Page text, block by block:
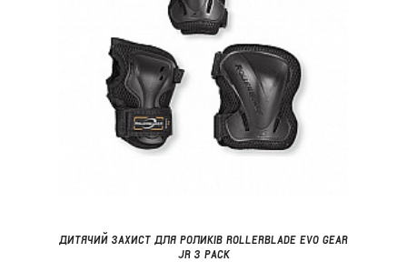
ДИТЯЧИЙ ЗАХИСТ ДЛЯ РОЛИКІВ ROLLERBLADE EVO GEAR
JR 3 PACK